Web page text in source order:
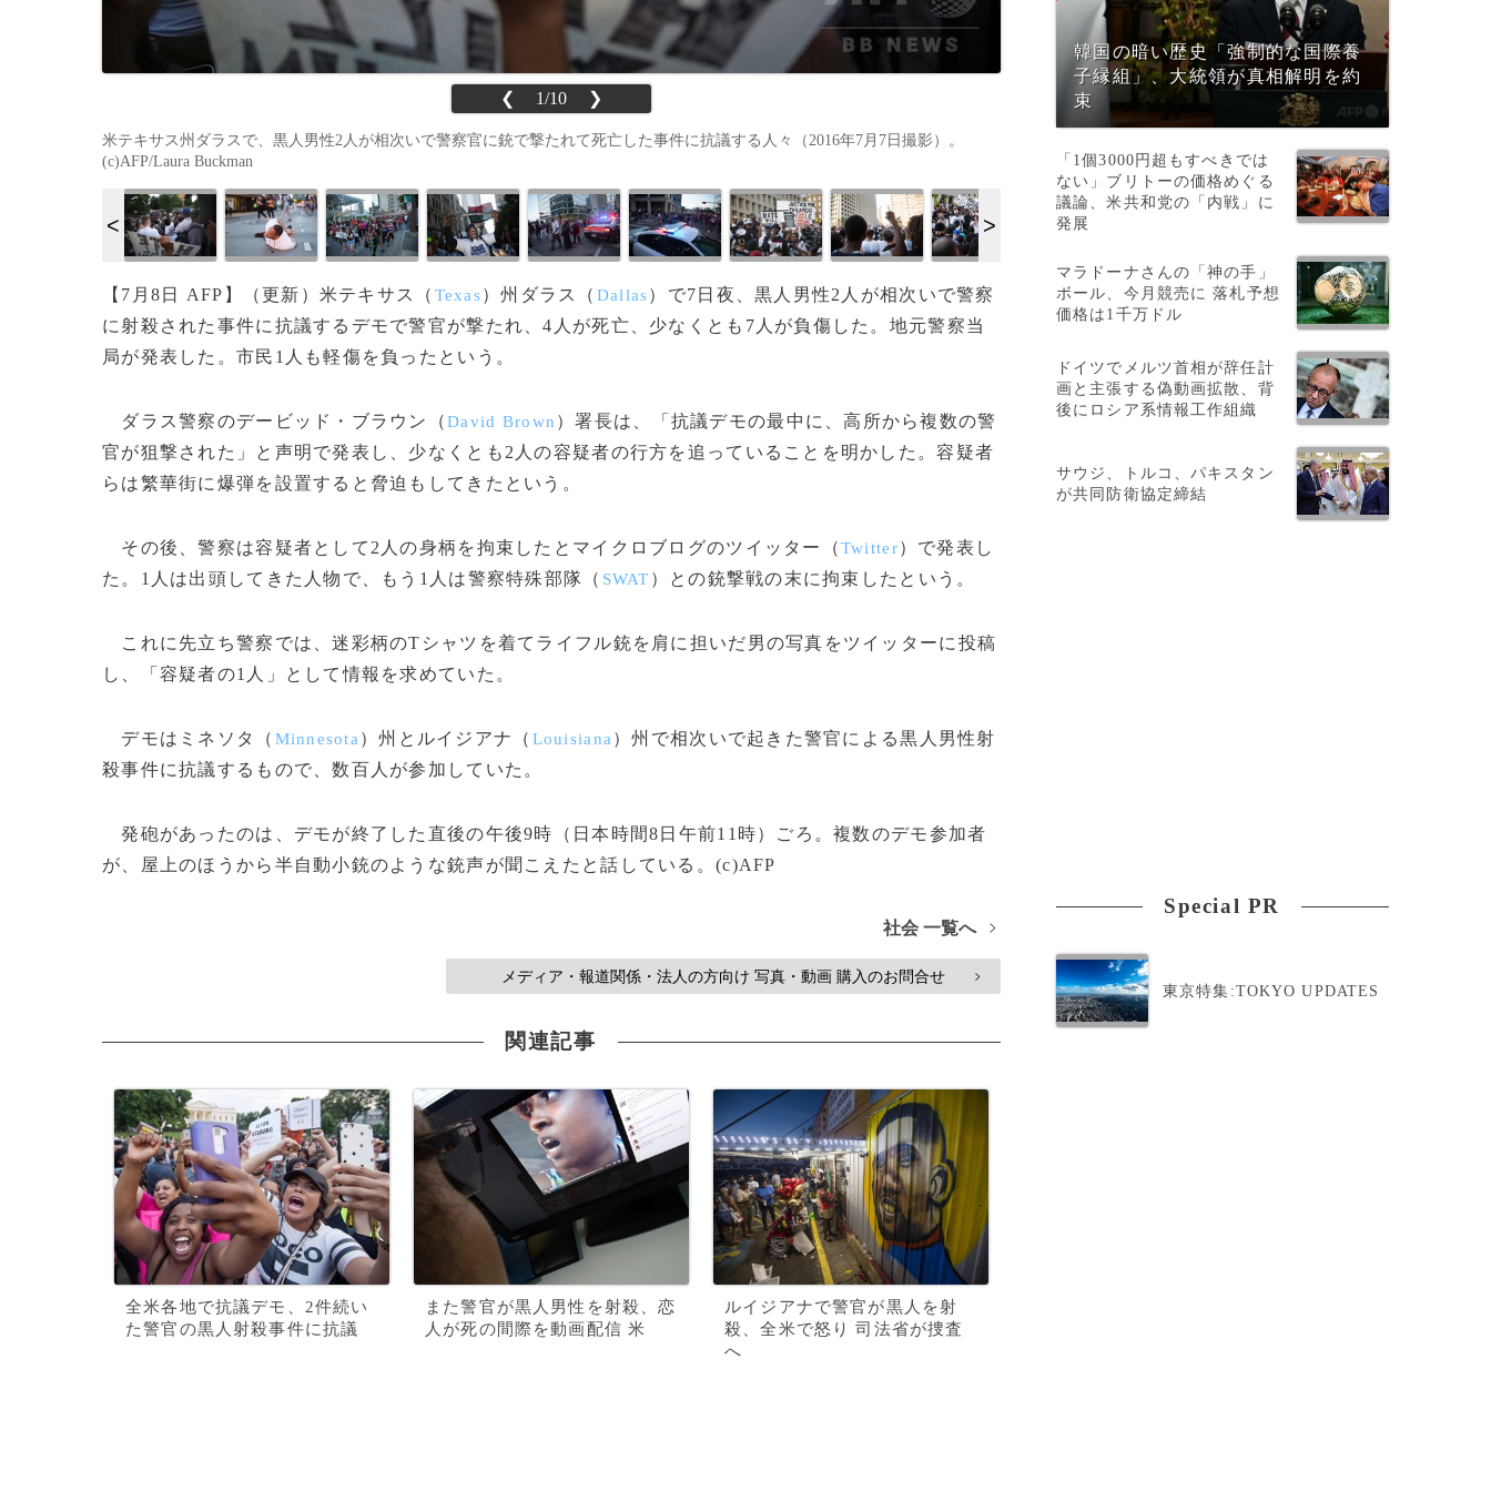
❮ 1/10 ❯
米テキサス州ダラスで、黒人男性2人が相次いで警察官に銃で撃たれて死亡した事件に抗議する人々（2016年7月7日撮影）。
(c)AFP/Laura Buckman
【7月8日 AFP】（更新）米テキサス（ Texas）州ダラス（ Dallas）で7日夜、黒人男性2人が相次いで警察
に射殺された事件に抗議するデモで警官が撃たれ、4人が死亡、少なくとも7人が負傷した。地元警察当
局が発表した。市民1人も軽傷を負ったという。
ダラス警察のデービッド・ブラウン（David Brown ）署長は、「抗議デモの最中に、高所から複数の警
官が狙撃された」と声明で発表し、少なくとも2人の容疑者の行方を追っていることを明かした。容疑者
らは繁華街に爆弾を設置すると脅迫もしてきたという。
その後、警察は容疑者として2人の身柄を拘束したとマイクロブログのツイッター（Twitter）で発表し
た。1人は出頭してきた人物で、もう1人は警察特殊部隊（ SWAT ）との銃撃戦の末に拘束したという。
これに先立ち警察では、迷彩柄のTシャツを着てライフル銃を肩に担いだ男の写真をツイッターに投稿
し、「容疑者の1人」として情報を求めていた。
デモはミネソタ（ Minnesota ）州とルイジアナ（ Louisiana ）州で相次いで起きた警官による黒人男性射
殺事件に抗議するもので、数百人が参加していた。
発砲があったのは、デモが終了した直後の午後9時（日本時間8日午前11時）ごろ。複数のデモ参加者
が、屋上のほうから半自動小銃のような銃声が聞こえたと話している。(c)AFP
社会 一覧へ >
メディア・報道関係・法人の方向け 写真・動画 購入のお問合せ >
関連記事
全米各地で抗議デモ、2件続い
た警官の黒人射殺事件に抗議
また警官が黒人男性を射殺、恋
人が死の間際を動画配信 米
ルイジアナで警官が黒人を射
殺、全米で怒り 司法省が捜査
へ
韓国の暗い歴史「強制的な国際養
子縁組」、大統領が真相解明を約
束
「1個3000円超もすべきでは
ない」ブリトーの価格めぐる
議論、米共和党の「内戦」に
発展
マラドーナさんの「神の手」
ボール、今月競売に 落札予想
価格は1千万ドル
ドイツでメルツ首相が辞任計
画と主張する偽動画拡散、背
後にロシア系情報工作組織
サウジ、トルコ、パキスタン
が共同防衛協定締結
Special PR
東京特集:TOKYO UPDATES